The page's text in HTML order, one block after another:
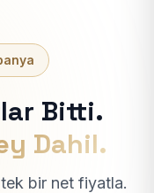
Bitti.
Dahil.
bir net fiyatla.